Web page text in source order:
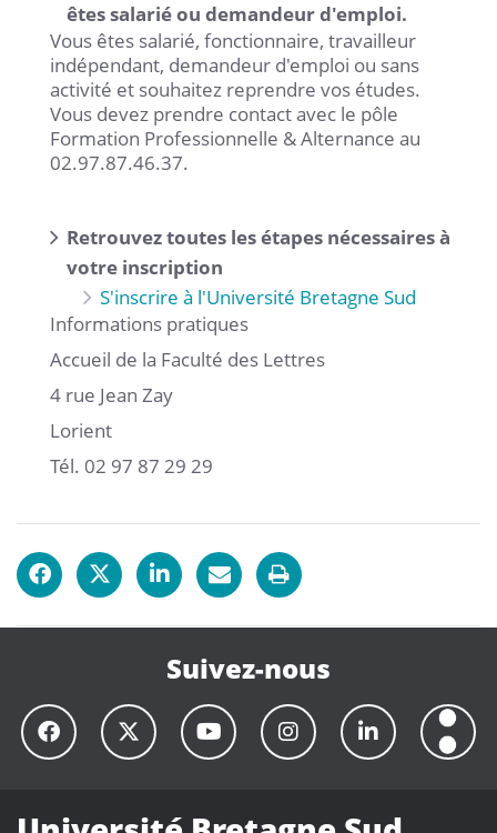
êtes salarié ou demandeur d'emploi.
Vous êtes salarié, fonctionnaire, travailleur
indépendant, demandeur d'emploi ou sans
activité et souhaitez reprendre vos études.
Vous devez prendre contact avec le pôle
Formation Professionnelle & Alternance au
02.97.87.46.37.
Retrouvez toutes les étapes nécessaires à
votre inscription
S'inscrire à l'Université Bretagne Sud
Informations pratiques
Accueil de la Faculté des Lettres
4 rue Jean Zay
Lorient
Tél. 02 97 87 29 29
Suivez-nous